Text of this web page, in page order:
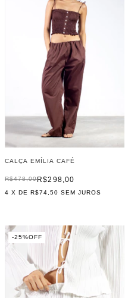
CALÇA EMÍLIA CAFÉ
R$298,00
R$478,00
4 X DE R$74,50 SEM JUROS
-25%OFF